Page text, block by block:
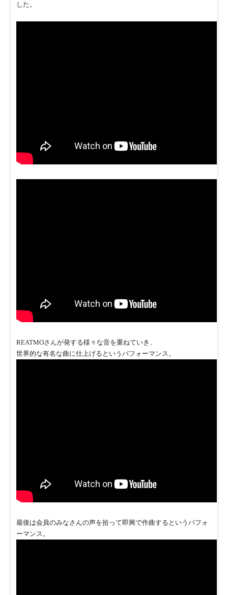
した。
REATMOさんが発する様々な音を重ねていき、
世界的な有名な曲に仕上げるというパフォーマンス。
最後は会員のみなさんの声を拾って即興で作曲するというパフォ
ーマンス。